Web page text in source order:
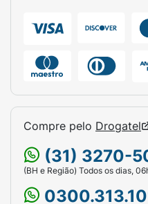
Compre pelo Drogatel
(31) 3270-
(BH e Região) Todos os dias,